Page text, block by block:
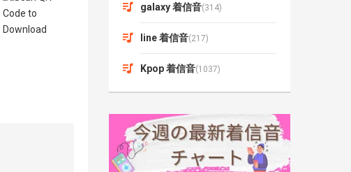
galaxy 着信音(314)
line 着信音(217)
Kpop 着信音(1037)